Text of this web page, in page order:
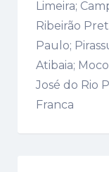
Limeira;
Ribeirão
Paulo;
Atibaia;
José do Rio
Franca